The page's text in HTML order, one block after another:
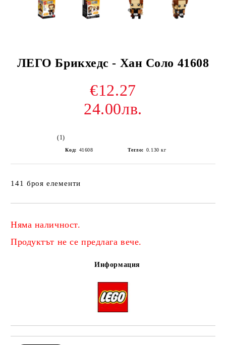
ЛЕГО Брикхедс - Хан Соло 41608
€12.27
24.00лв.
(1)
Код: 41608 Тегло: 0.130 кг
141 броя елементи
Няма наличност.
Продуктът не се предлага вече.
Информация